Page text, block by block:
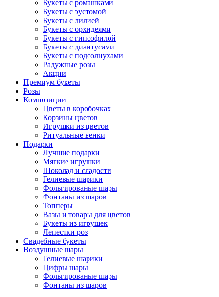
Букеты с ромашками
Букеты с эустомой
Букеты с лилией
Букеты с орхидеями
Букеты с гипсофилой
Букеты с диантусами
Букеты с подсолнухами
Радужные розы
Акции
Премиум букеты
Розы
Композиции
Цветы в коробочках
Корзины цветов
Игрушки из цветов
Ритуальные венки
Подарки
Лучшие подарки
Мягкие игрушки
Шоколад и сладости
Гелиевые шарики
Фольгированые шары
Фонтаны из шаров
Топперы
Вазы и товары для цветов
Букеты из игрушек
Лепестки роз
Свадебные букеты
Воздушные шары
Гелиевые шарики
Цифры шары
Фольгированые шары
Фонтаны из шаров